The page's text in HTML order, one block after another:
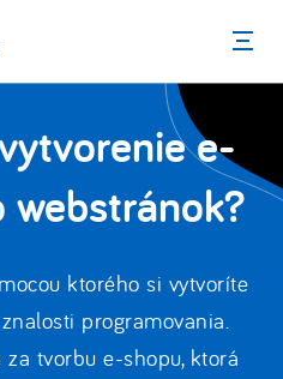
Menu
e-
ktorého si vytvoríte
programovania.
tvorbu e-shopu, ktorá